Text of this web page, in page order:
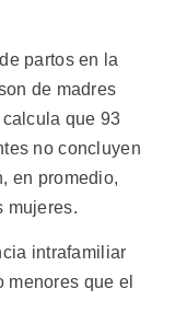
partos en la
de madres
que 93
no concluyen
en promedio,
mujeres.
intrafamiliar
menores que el